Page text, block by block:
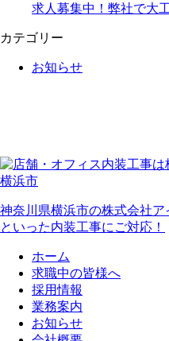
求人募集中！弊社で大
カテゴリー
お知らせ
神奈川県横浜市の株式会社
といった内装工事にご対応！
ホーム
求職中の皆様へ
採用情報
業務案内
お知らせ